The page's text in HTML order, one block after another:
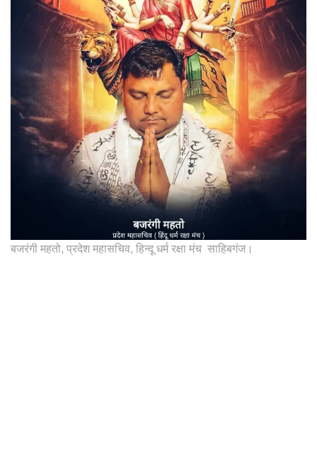
बजरंगी महतो, प्रदेश महासचिव, हिन्दू धर्म रक्षा मंच साहिबगंज।